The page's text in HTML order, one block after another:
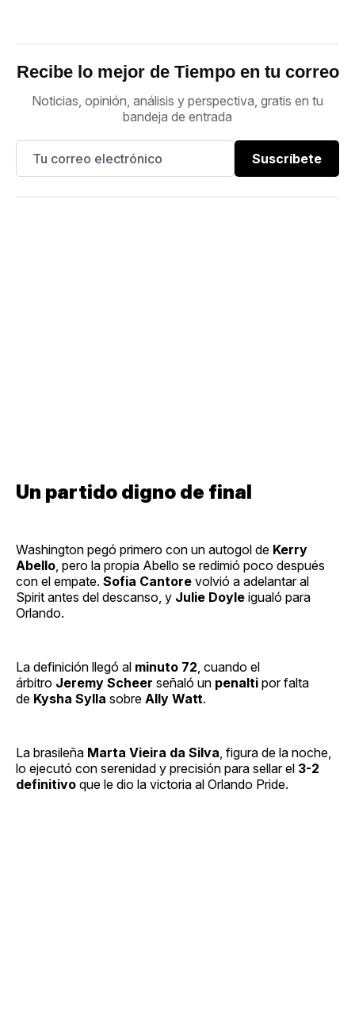
Recibe lo mejor de Tiempo en tu correo
Noticias, opinión, análisis y perspectiva, gratis en tu
bandeja de entrada
Suscríbete
Un partido digno de final
Washington pegó primero con un autogol de Kerry
Abello , pero la propia Abello se redimió poco después
con el empate. Sofia Cantore volvió a adelantar al
Spirit antes del descanso, y Julie Doyle igualó para
Orlando.
La definición llegó al minuto 72 , cuando el
árbitro Jeremy Scheer señaló un penalti por falta
de Kysha Sylla sobre Ally Watt.
La brasileña Marta Vieira da Silva , figura de la noche,
lo ejecutó con serenidad y precisión para sellar el 3-2
definitivo que le dio la victoria al Orlando Pride.